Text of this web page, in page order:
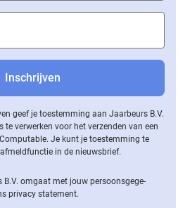
geef je toestemming aan Jaarbeurs B.V.
verwerken voor het verzenden van een
Je kunt je toestemming te
in de nieuwsbrief.
B.V. omgaat met jouw per­soons­ge­ge­
privacy statement.